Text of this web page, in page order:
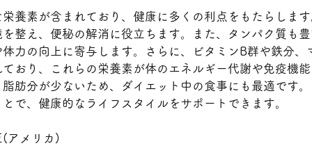
養素が含まれており、健康に多くの利点をもたらしま
整え、便秘の解消に役立ちます。また、タンパク質も
力の向上に寄与します。さらに、ビタミンB群や鉄分、
おり、これらの栄養素が体のエネルギー代謝や免疫機
肪分が少ないため、ダイエット中の食事にも最適です
で、健康的なライフスタイルをサポートできます。
(アメリカ)